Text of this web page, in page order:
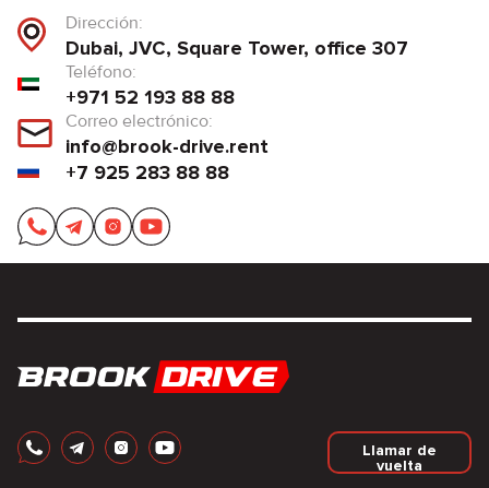
Dirección:
Dubai, JVC, Square Tower, office 307
Teléfono:
+971 52 193 88 88
Correo electrónico:
info@brook-drive.rent
+7 925 283 88 88
Llamar de
vuelta